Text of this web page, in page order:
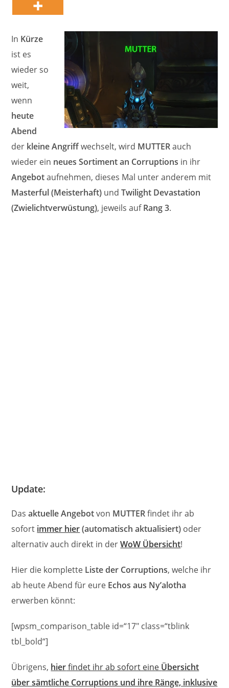
In Kürze
ist es
wieder so
weit,
wenn
heute
Abend
der kleine Angriffwechselt, wird MUTTERauch
wieder ein neues Sortiment an Corruptions in ihr
Angebotaufnehmen, dieses Mal unter anderem mit
Masterful (Meisterhaft) undTwilight Devastation
(Zwielichtverwüstung), jeweils aufRang 3.
Update:
Dasaktuelle Angebotvon MUTTERfindet ihr ab
sofort immer hier(automatisch aktualisiert) oder
alternativ auch direkt in derWoW Übersicht!
Hier die komplette Liste der Corruptions, welche ihr
ab heute Abend für eure Echos aus Ny’alotha
erwerben könnt:
[wpsm_comparison_table id=“17″ class=“tblink
tbl_bold“]
Übrigens, hierfindet ihr ab sofort eine Übersicht
über sämtliche Corruptions und ihre Ränge, inklusive